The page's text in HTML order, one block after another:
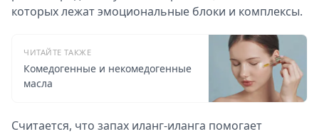
которых лежат эмоциональные блоки и комплексы.
ЧИТАЙТЕ ТАКЖЕ
Комедогенные и некомедогенные
масла
Считается, что запах иланг-иланга помогает